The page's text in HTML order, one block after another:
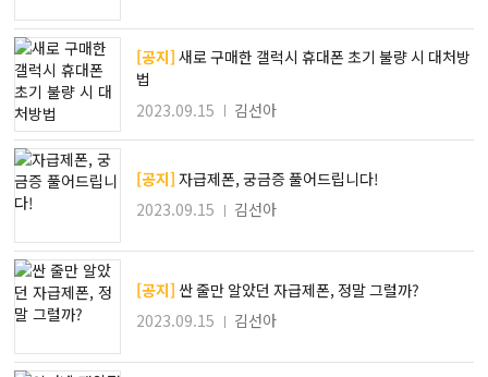
[공지] 새로 구매한 갤럭시 휴대폰 초기 불량 시 대처방
법
2023.09.15
김선아
[공지] 자급제폰, 궁금증 풀어드립니다!
2023.09.15
김선아
[공지] 싼 줄만 알았던 자급제폰, 정말 그럴까?
2023.09.15
김선아